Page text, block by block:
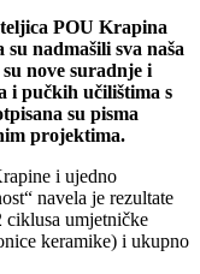
POU Krapina
nadmašili sva naša
nove suradnje i
i pučkih učilištima s
su pisma
projektima.
i ujedno
navela je rezultate
ciklusa umjetničke
keramike) i ukupno